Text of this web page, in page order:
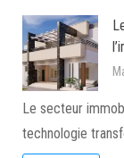
Le secteur
technologie